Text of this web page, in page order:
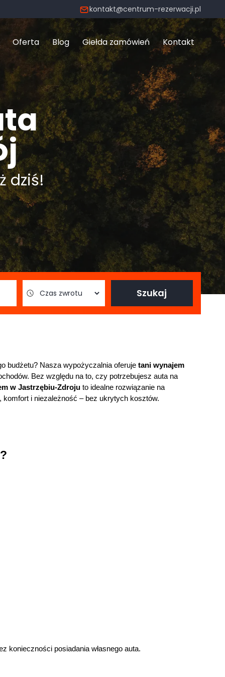
kontakt@centrum-rezerwacji.pl
Oferta Blog Giełda zamówień Kontakt
dziś!
Szukaj
budżetu? Nasza wypożyczalnia oferuje tani wynajem
Bez względu na to, czy potrzebujesz auta na
w Jastrzębiu-Zdroju to idealne rozwiązanie na
i niezależność – bez ukrytych kosztów.
konieczności posiadania własnego auta.